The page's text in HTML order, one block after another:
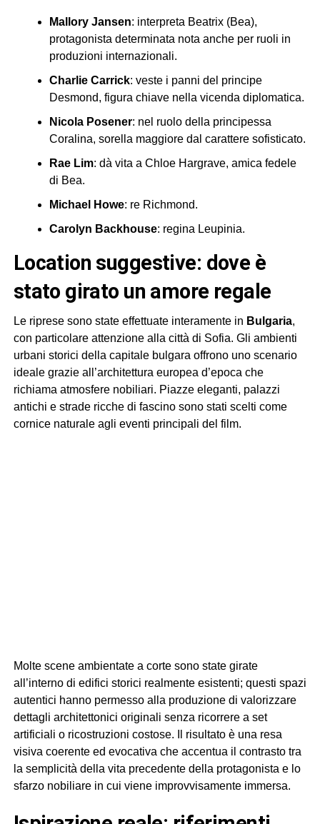
Mallory Jansen: interpreta Beatrix (Bea),
protagonista determinata nota anche per ruoli in
produzioni internazionali.
Charlie Carrick: veste i panni del principe
Desmond, figura chiave nella vicenda diplomatica.
Nicola Posener: nel ruolo della principessa
Coralina, sorella maggiore dal carattere sofisticato.
Rae Lim: dà vita a Chloe Hargrave, amica fedele
di Bea.
Michael Howe: re Richmond.
Carolyn Backhouse: regina Leupinia.
location suggestive: dove è
stato girato un amore regale
Le riprese sono state effettuate interamente in Bulgaria,
con particolare attenzione alla città di Sofia. Gli ambienti
urbani storici della capitale bulgara offrono uno scenario
ideale grazie all’architettura europea d’epoca che
richiama atmosfere nobiliari. Piazze eleganti, palazzi
antichi e strade ricche di fascino sono stati scelti come
cornice naturale agli eventi principali del film.
Molte scene ambientate a corte sono state girate
all’interno di edifici storici realmente esistenti; questi spazi
autentici hanno permesso alla produzione di valorizzare
dettagli architettonici originali senza ricorrere a set
artificiali o ricostruzioni costose. Il risultato è una resa
visiva coerente ed evocativa che accentua il contrasto tra
la semplicità della vita precedente della protagonista e lo
sfarzo nobiliare in cui viene improvvisamente immersa.